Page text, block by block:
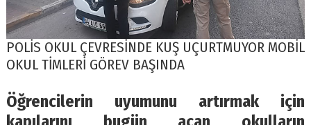
POLİS OKUL ÇEVRESİNDE KUŞ UÇURTMUYOR MOBİL
OKUL TİMLERİ GÖREV BAŞINDA
Öğrencilerin uyumunu artırmak için
kapılarını bugün açan okulların